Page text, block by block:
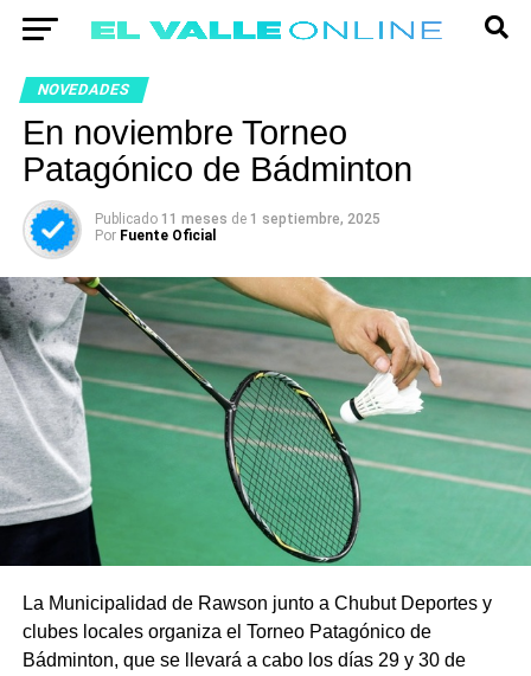
NOVEDADES
En noviembre Torneo
Patagónico de Bádminton
Publicado 11 meses de 1 septiembre, 2025
Por Fuente Oficial
La Municipalidad de Rawson junto a Chubut Deportes y
clubes locales organiza el Torneo Patagónico de
Bádminton, que se llevará a cabo los días 29 y 30 de